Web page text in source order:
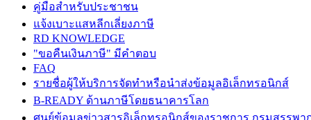
คู่มือสำหรับประชาชน
แจ้งเบาะแสหลีกเลี่ยงภาษี
RD KNOWLEDGE
"ขอคืนเงินภาษี" มีคำตอบ
FAQ
รายชื่อผู้ให้บริการจัดทำหรือนำส่งข้อมูลอิเล็กทรอนิกส์
B-READY ด้านภาษีโดยธนาคารโลก
ศูนย์ข้อมูลข่าวสารอิเล็กทรอนิกส์ของราชการ กรมสรรพา